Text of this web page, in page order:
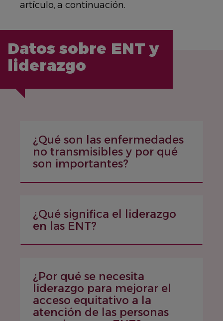
artículo, a continuación.
Datos sobre ENT y
liderazgo
¿Qué son las enfermedades
no transmisibles y por qué
son importantes?
¿Qué significa el liderazgo
en las ENT?
¿Por qué se necesita
liderazgo para mejorar el
acceso equitativo a la
atención de las personas